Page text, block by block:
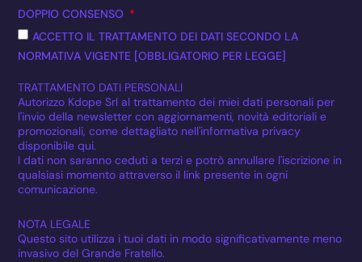
DOPPIO CONSENSO
ACCETTO IL TRATTAMENTO DEI DATI SECONDO LA
NORMATIVA VIGENTE [OBBLIGATORIO PER LEGGE]
TRATTAMENTO DATI PERSONALI
Autorizzo Kdope Srl al trattamento dei miei dati personali per
l'invio della newsletter con aggiornamenti, novità editoriali e
promozionali, come dettagliato nell'informativa privacy
disponibile qui.
I dati non saranno ceduti a terzi e potrò annullare l'iscrizione in
qualsiasi momento attraverso il link presente in ogni
comunicazione.
NOTA LEGALE
Questo sito utilizza i tuoi dati in modo significativamente meno
invasivo del Grande Fratello.